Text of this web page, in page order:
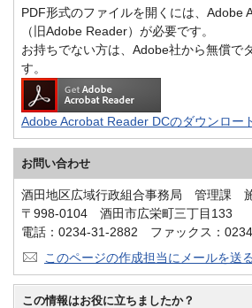
PDF形式のファイルを開くには、Adobe
（旧Adobe Reader）が必要です。
お持ちでない方は、Adobe社から無償で
す。
Adobe Acrobat Reader DCのダウンロー
お問い合わせ
酒田地区広域行政組合事務局 管理課
〒998-0104 酒田市広栄町三丁目133
電話：0234-31-2882 ファックス：
このページの作成担当にメールを送る
この情報はお役に立ちましたか？